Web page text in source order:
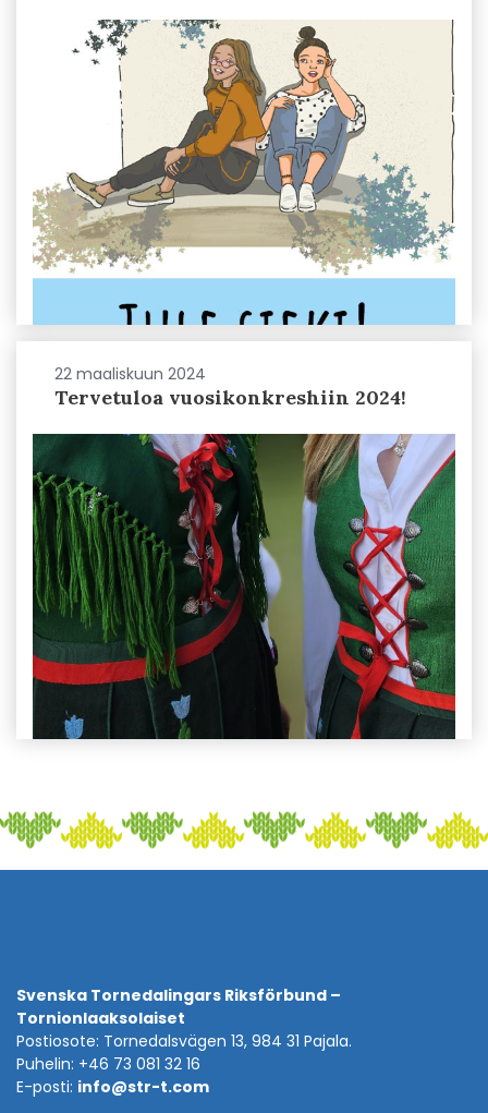
22 maaliskuun 2024
Tervetuloa vuosikonkreshiin 2024!
Svenska Tornedalingars Riksförbund –
Tornionlaaksolaiset
Postiosote: Tornedalsvägen 13, 984 31 Pajala.
Puhelin: +46 73 081 32 16
E-posti: info@str-t.com